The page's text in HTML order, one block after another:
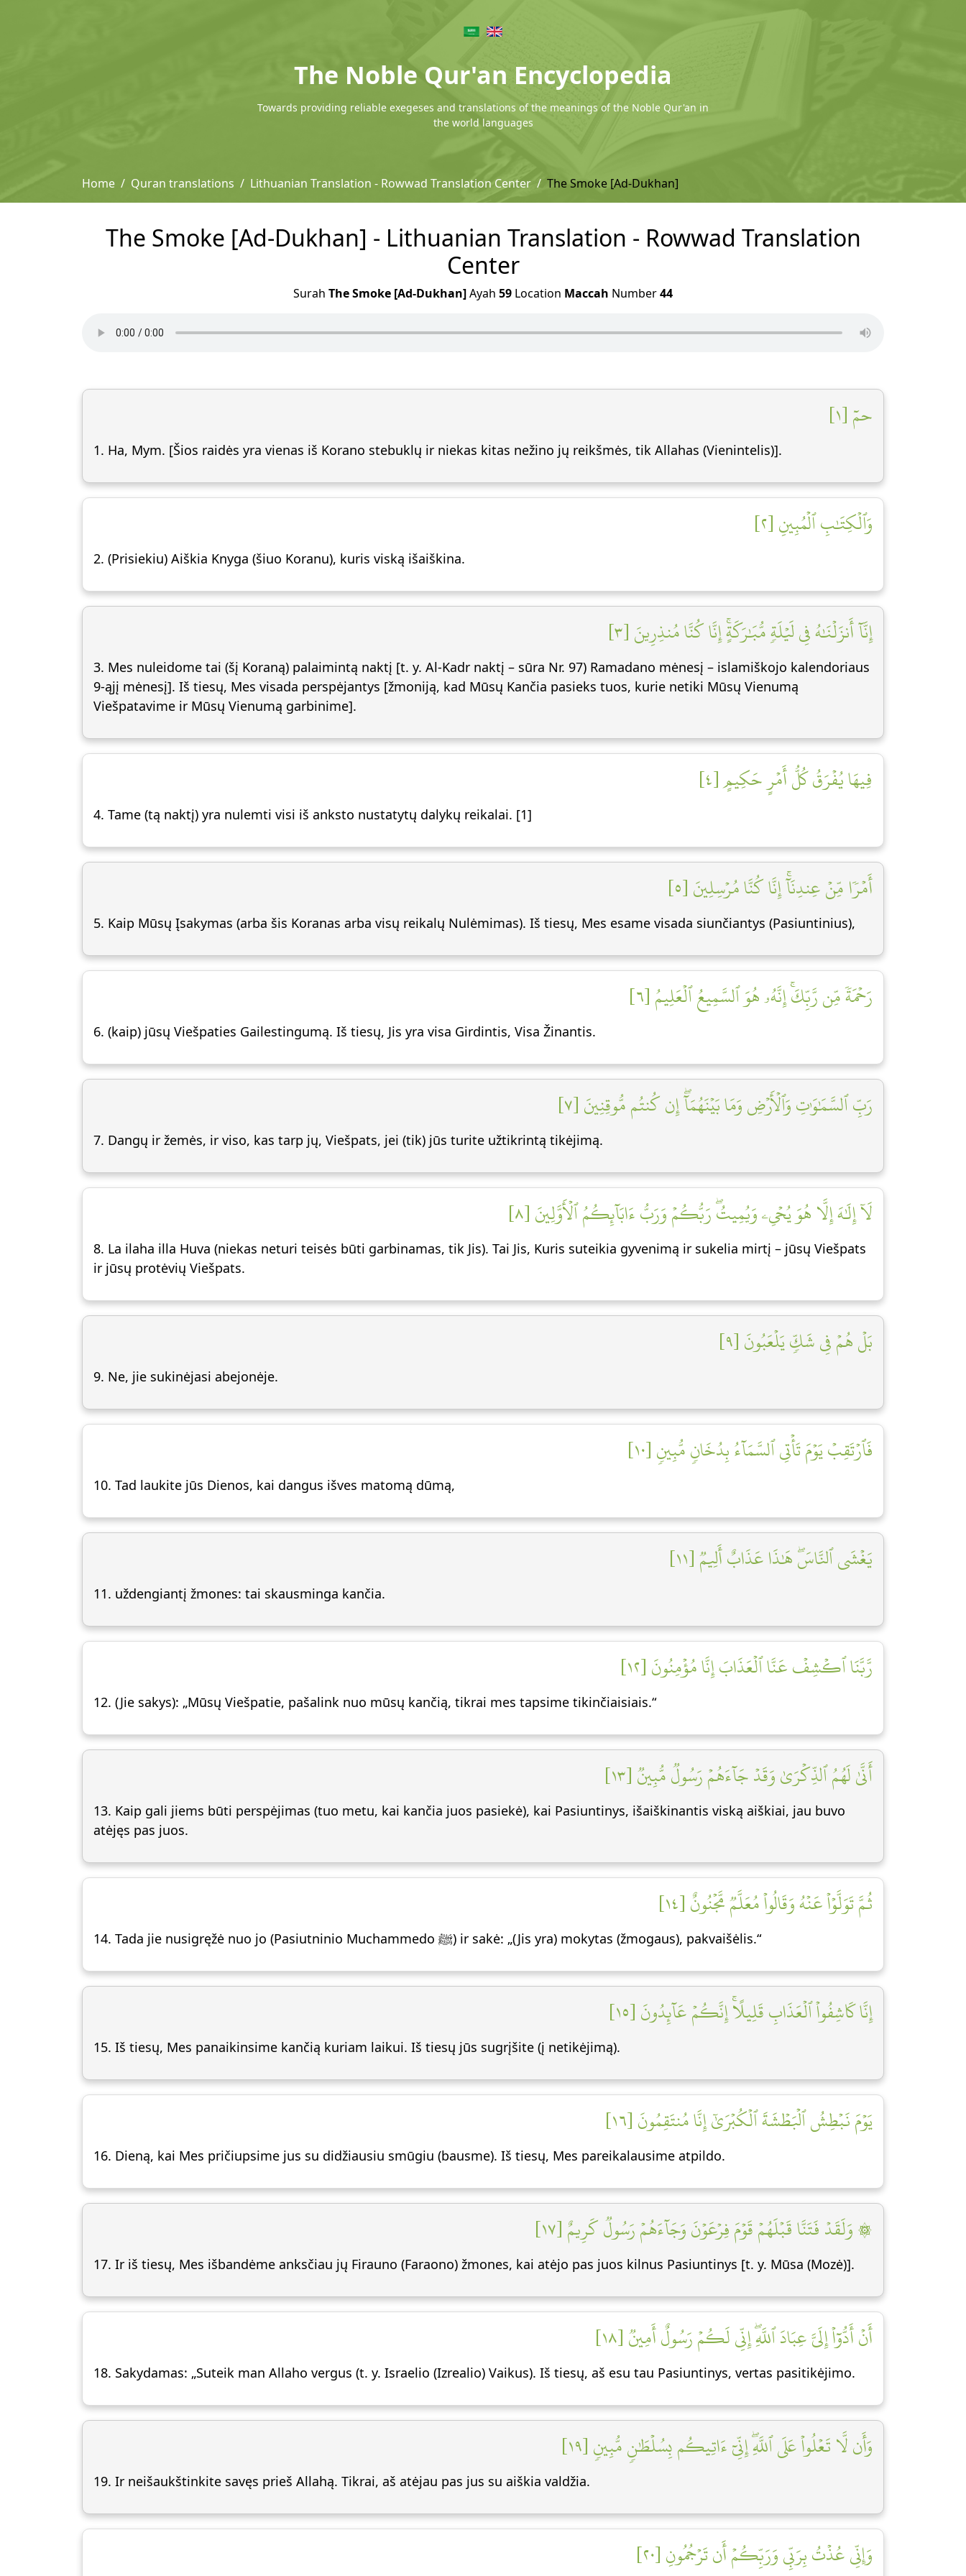
The Noble Qur'an Encyclopedia
Towards providing reliable exegeses and translations of the meanings of the Noble Qur'an in
the world languages
Home Quran translations Lithuanian Translation - Rowwad Translation Center The Smoke [Ad-Dukhan]
The Smoke [Ad-Dukhan] - Lithuanian Translation - Rowwad Translation
Center
Surah The Smoke [Ad-Dukhan]Ayah 59 Location Maccah Number44
حمٓ [١]
1. Ha, Mym. [Šios raidės yra vienas iš Korano stebuklų ir niekas kitas nežino jų reikšmės, tik Allahas (Vienintelis)].
وَٱلۡكِتَٰبِ ٱلۡمُبِينِ [٢]
2. (Prisiekiu) Aiškia Knyga (šiuo Koranu), kuris viską išaiškina.
إِنَّآ أَنزَلۡنَٰهُ فِي لَيۡلَةٖ مُّبَٰرَكَةٍۚ إِنَّا كُنَّا مُنذِرِينَ [٣]
3. Mes nuleidome tai (šį Koraną) palaimintą naktį [t. y. Al-Kadr naktį – sūra Nr. 97) Ramadano mėnesį – islamiškojo kalendoriaus
9-ąjį mėnesį]. Iš tiesų, Mes visada perspėjantys [žmoniją, kad Mūsų Kančia pasieks tuos, kurie netiki Mūsų Vienumą
Viešpatavime ir Mūsų Vienumą garbinime].
فِيهَا يُفۡرَقُ كُلُّ أَمۡرٍ حَكِيمٍ [٤]
4. Tame (tą naktį) yra nulemti visi iš anksto nustatytų dalykų reikalai. [1]
أَمۡرٗا مِّنۡ عِندِنَآۚ إِنَّا كُنَّا مُرۡسِلِينَ [٥]
5. Kaip Mūsų Įsakymas (arba šis Koranas arba visų reikalų Nulėmimas). Iš tiesų, Mes esame visada siunčiantys (Pasiuntinius),
رَحۡمَةٗ مِّن رَّبِّكَۚ إِنَّهُۥ هُوَ ٱلسَّمِيعُ ٱلۡعَلِيمُ [٦]
6. (kaip) jūsų Viešpaties Gailestingumą. Iš tiesų, Jis yra visa Girdintis, Visa Žinantis.
رَبِّ ٱلسَّمَٰوَٰتِ وَٱلۡأَرۡضِ وَمَا بَيۡنَهُمَآۖ إِن كُنتُم مُّوقِنِينَ [٧]
7. Dangų ir žemės, ir viso, kas tarp jų, Viešpats, jei (tik) jūs turite užtikrintą tikėjimą.
لَآ إِلَٰهَ إِلَّا هُوَ يُحۡيِۦ وَيُمِيتُۖ رَبُّكُمۡ وَرَبُّ ءَابَآئِكُمُ ٱلۡأَوَّلِينَ [٨]
8. La ilaha illa Huva (niekas neturi teisės būti garbinamas, tik Jis). Tai Jis, Kuris suteikia gyvenimą ir sukelia mirtį – jūsų Viešpats
ir jūsų protėvių Viešpats.
بَلۡ هُمۡ فِي شَكّٖ يَلۡعَبُونَ [٩]
9. Ne, jie sukinėjasi abejonėje.
فَٱرۡتَقِبۡ يَوۡمَ تَأۡتِي ٱلسَّمَآءُ بِدُخَانٖ مُّبِينٖ [١٠]
10. Tad laukite jūs Dienos, kai dangus išves matomą dūmą,
يَغۡشَى ٱلنَّاسَۖ هَٰذَا عَذَابٌ أَلِيمٞ [١١]
11. uždengiantį žmones: tai skausminga kančia.
رَّبَّنَا ٱكۡشِفۡ عَنَّا ٱلۡعَذَابَ إِنَّا مُؤۡمِنُونَ [١٢]
12. (Jie sakys): „Mūsų Viešpatie, pašalink nuo mūsų kančią, tikrai mes tapsime tikinčiaisiais.“
أَنَّىٰ لَهُمُ ٱلذِّكۡرَىٰ وَقَدۡ جَآءَهُمۡ رَسُولٞ مُّبِينٞ [١٣]
13. Kaip gali jiems būti perspėjimas (tuo metu, kai kančia juos pasiekė), kai Pasiuntinys, išaiškinantis viską aiškiai, jau buvo
atėjęs pas juos.
ثُمَّ تَوَلَّوۡاْ عَنۡهُ وَقَالُواْ مُعَلَّمٞ مَّجۡنُونٌ [١٤]
14. Tada jie nusigręžė nuo jo (Pasiutninio Muchammedo ﷺ) ir sakė: „(Jis yra) mokytas (žmogaus), pakvaišėlis.“
إِنَّا كَاشِفُواْ ٱلۡعَذَابِ قَلِيلًاۚ إِنَّكُمۡ عَآئِدُونَ [١٥]
15. Iš tiesų, Mes panaikinsime kančią kuriam laikui. Iš tiesų jūs sugrįšite (į netikėjimą).
يَوۡمَ نَبۡطِشُ ٱلۡبَطۡشَةَ ٱلۡكُبۡرَىٰٓ إِنَّا مُنتَقِمُونَ [١٦]
16. Dieną, kai Mes pričiupsime jus su didžiausiu smūgiu (bausme). Iš tiesų, Mes pareikalausime atpildo.
۞ وَلَقَدۡ فَتَنَّا قَبۡلَهُمۡ قَوۡمَ فِرۡعَوۡنَ وَجَآءَهُمۡ رَسُولٞ كَرِيمٌ [١٧]
17. Ir iš tiesų, Mes išbandėme anksčiau jų Firauno (Faraono) žmones, kai atėjo pas juos kilnus Pasiuntinys [t. y. Mūsa (Mozė)].
أَنۡ أَدُّوٓاْ إِلَيَّ عِبَادَ ٱللَّهِۖ إِنِّي لَكُمۡ رَسُولٌ أَمِينٞ [١٨]
18. Sakydamas: „Suteik man Allaho vergus (t. y. Israelio (Izrealio) Vaikus). Iš tiesų, aš esu tau Pasiuntinys, vertas pasitikėjimo.
وَأَن لَّا تَعۡلُواْ عَلَى ٱللَّهِۖ إِنِّيٓ ءَاتِيكُم بِسُلۡطَٰنٖ مُّبِينٖ [١٩]
19. Ir neišaukštinkite savęs prieš Allahą. Tikrai, aš atėjau pas jus su aiškia valdžia.
وَإِنِّي عُذۡتُ بِرَبِّي وَرَبِّكُمۡ أَن تَرۡجُمُونِ [٢٠]